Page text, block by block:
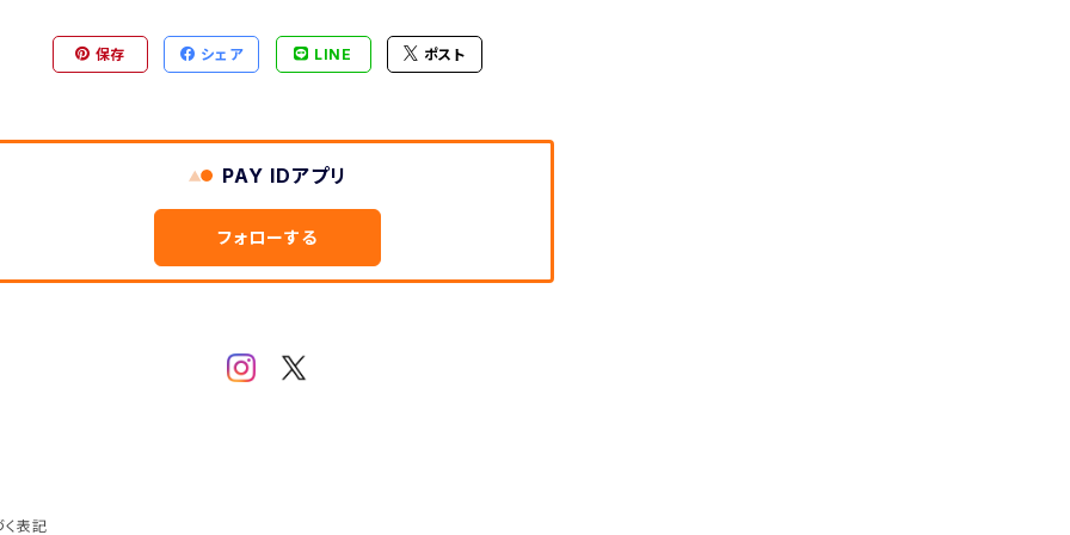
保存 シェア LINE ポスト
PAY IDアプリ
フォローする
表記